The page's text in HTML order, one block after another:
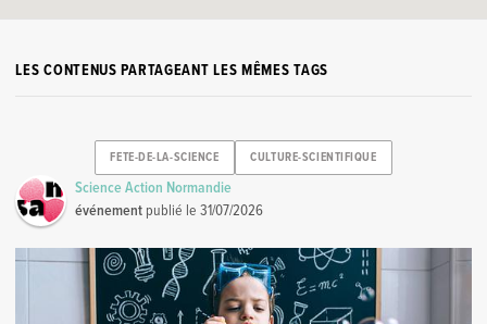
LES CONTENUS PARTAGEANT LES MÊMES TAGS
FETE-DE-LA-SCIENCE CULTURE-SCIENTIFIQUE
Science Action Normandie
événement publié le31/07/2026